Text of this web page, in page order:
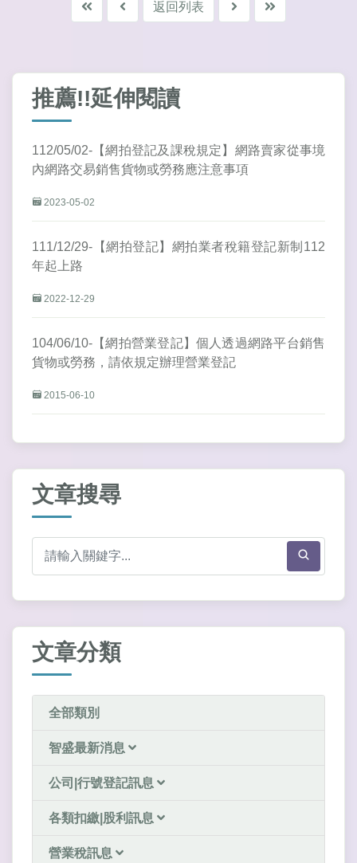
返回列表
推薦!!延伸閱讀
112/05/02-【網拍登記及課稅規定】網路賣家從事境
內網路交易銷售貨物或勞務應注意事項
2023-05-02
111/12/29-【網拍登記】網拍業者稅籍登記新制112
年起上路
2022-12-29
104/06/10-【網拍營業登記】個人透過網路平台銷售
貨物或勞務，請依規定辦理營業登記
2015-06-10
文章搜尋
文章分類
全部類別
智盛最新消息
公司|行號登記訊息
各類扣繳|股利訊息
營業稅訊息